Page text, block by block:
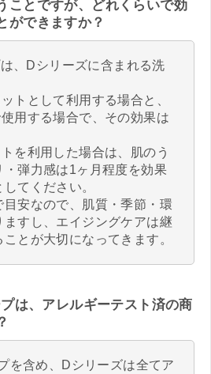
ことですが、どれくらいで効
ができますか？
、Dシリーズに含まれる洗
トとして利用する場合と、
用する場合で、その効果は
を利用した場合は、肌のう
・弾力感は1ヶ月程度を効果
てください。
目安なので、肌質・季節・環
ますし、エイジングケアは継
とが大切になってきます。
は、アレルギーテスト済の商
を含め、Dシリーズは全てア